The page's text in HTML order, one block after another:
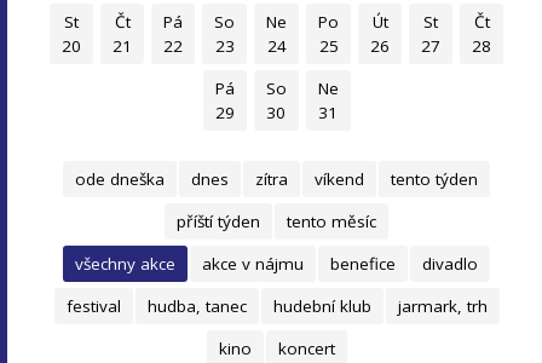
St
20
Čt
21
Pá
22
So
23
Ne
24
Po
25
Út
26
St
27
Čt
28
Pá
29
So
30
Ne
31
ode dneška dnes zítra víkend
tento týden
příští týden
tento měsíc
všechny akce
akce v nájmu benefice
divadlo
festival
hudba, tanec hudební klub
jarmark, trh
kino
koncert